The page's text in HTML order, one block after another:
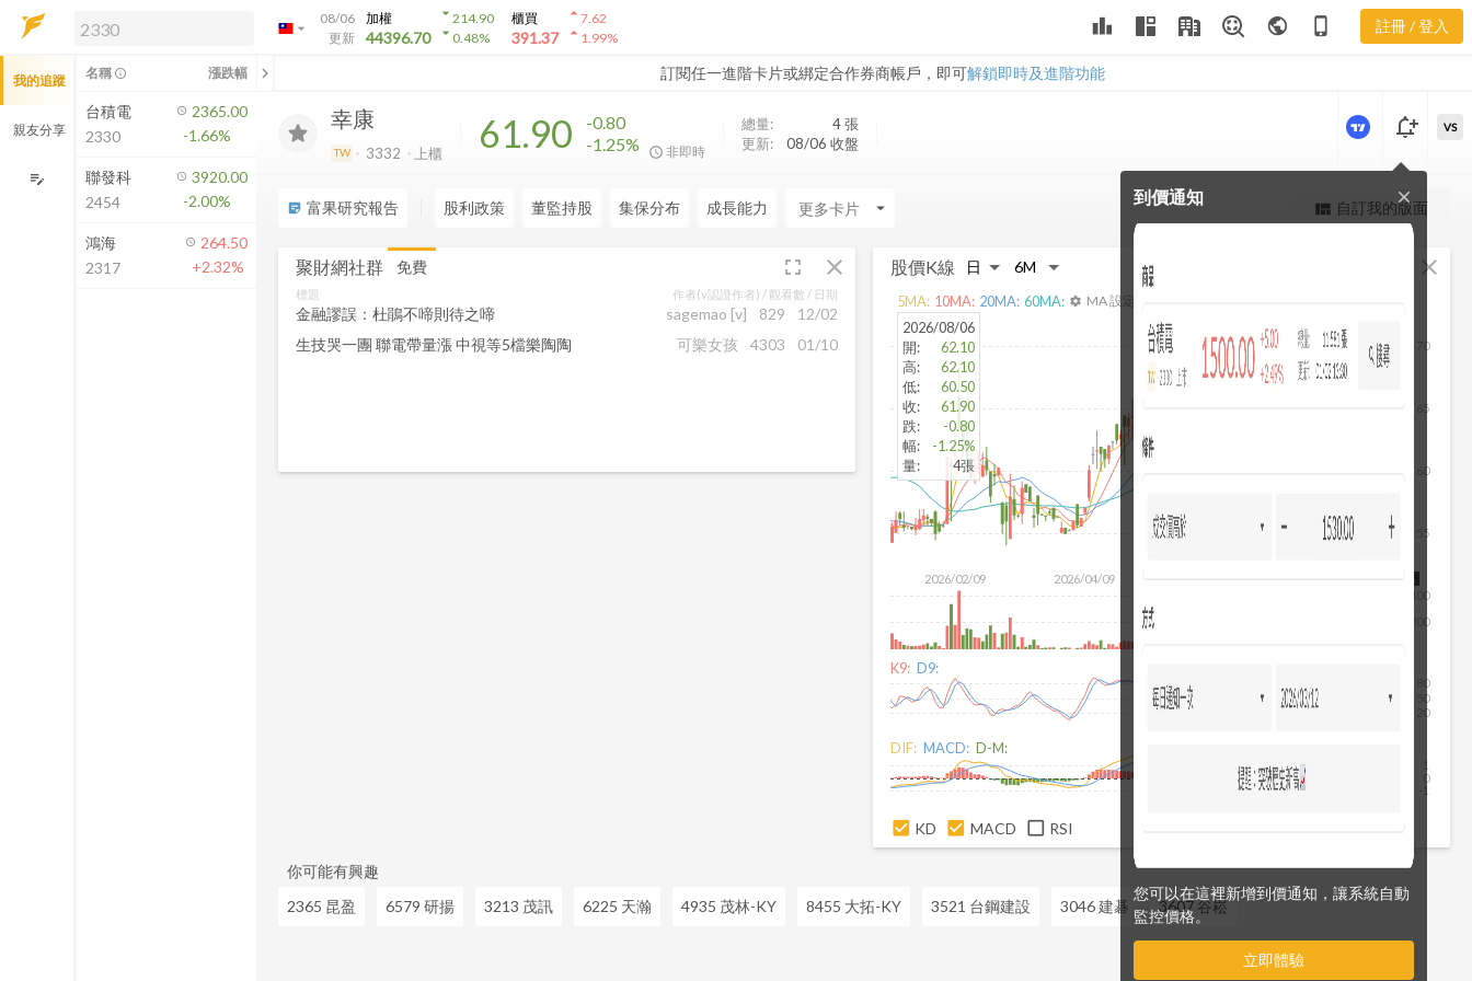
arrow_drop_down
08/06
更新
加權
44396.70
arrow_drop_down214.90
arrow_drop_down0.48%
櫃買
391.37
arrow_drop_up7.62
arrow_drop_up1.99% leaderboard public phone_iphone 註冊 / 登入
訂閱任一進階卡片或綁定合作券商帳戶，即可解鎖即時及進階功能
解鎖即時行情及進階功能
方案」，即可解鎖以下功能：
即時行情
即時市況與排行
成交金額熱力圖
前往方案訂閱
如何綁定合作券商
社群
幸康
TW 3332 上櫃 61.90
-0.80
-1.25%
非即時
總量: 4張
更新:
08/06 收盤
更強大的進階價量圖表
notification_add
到價通知
您可以在這裡新增到價通知，讓系統自動
監控價格。
立即體驗
close
VS
sticky_note_2 富果研究報告 股利政策 董監持股 集保分布 成長能力 arrow_drop_down view_quilt 自訂我的版面
聚財網社群 fullscreen close
免費
標題 作者(v認證作者) / 觀看數 / 日期
金融謬誤：杜鵑不啼則待之啼 sagemao [v] 829
12/02
生技哭一團 聯電帶量漲 中視等5檔樂陶陶
可樂女孩 4303 01/10
股價K線 close
2026/02/09 2026/04/09
55
60
65
70
2026/08/06
200
400
2026/08/06
開:
62.10
高:
62.10
低:
60.50
收:
61.90
跌:
-0.80
幅:
-1.25%
量: 4張
5MA: 10MA: 20MA: 60MA: settings MA 設定
K9: D9:
20
50
80
DIF: MACD: D-M:
0
KD MACD RSI
你可能有興趣
2365 昆盈
6579 研揚 3213 茂訊 6225 天瀚 4935 茂林-KY 8455 大拓-KY 3521 台鋼建設 3046 建碁 3607 谷崧
我的追蹤
親友分享
edit_note
名稱 info_outline 漲跌幅 chevron_left
台積電
2330
2365.00
-1.66%
聯發科
2454
3920.00
-2.00%
鴻海
2317
264.50
+2.32%